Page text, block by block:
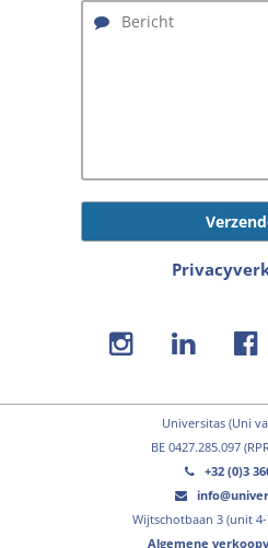
Universitas (Uni
BE 0427.285.097
+32 (0)3
Wijtschotbaan 3 (unit 4-
Algemene